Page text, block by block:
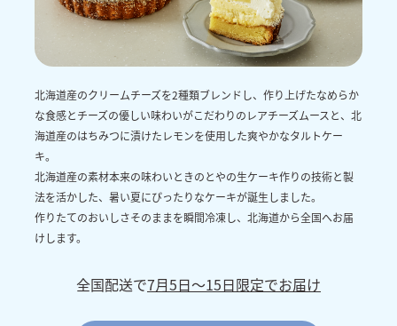
北海道産のクリームチーズを2種類ブレンドし、作り上げたなめらか
な食感とチーズの優しい味わいがこだわりのレアチーズムースと、北
海道産のはちみつに漬けたレモンを使用した爽やかなタルトケー
キ。
北海道産の素材本来の味わいときのとやの生ケーキ作りの技術と製
法を活かした、暑い夏にぴったりなケーキが誕生しました。
作りたてのおいしさそのままを瞬間冷凍し、北海道から全国へお届
けします。
全国配送で7月5日～15日限定でお届け